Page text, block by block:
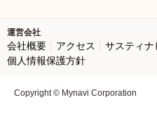
運営会社
会社概要 アクセス サスティナ
個人情報保護方針
Copyright © Mynavi Corporation